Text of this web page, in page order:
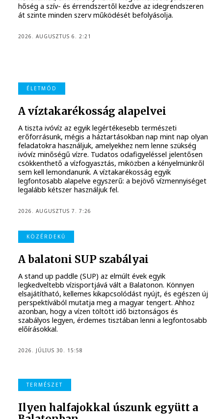
hőség a szív- és érrendszertől kezdve az idegrendszeren
át szinte minden szerv működését befolyásolja.
2026. AUGUSZTUS 6. 2:21
ÉLETMÓD
A víztakarékosság alapelvei
A tiszta ivóvíz az egyik legértékesebb természeti
erőforrásunk, mégis a háztartásokban nap mint nap olyan
feladatokra használjuk, amelyekhez nem lenne szükség
ivóvíz minőségű vízre. Tudatos odafigyeléssel jelentősen
csökkenthető a vízfogyasztás, miközben a kényelmünkről
sem kell lemondanunk. A víztakarékosság egyik
legfontosabb alapelve egyszerű: a bejövő vízmennyiséget
legalább kétszer használjuk fel.
2026. AUGUSZTUS 7. 7:26
KÖZÉRDEKŰ
A balatoni SUP szabályai
A stand up paddle (SUP) az elmúlt évek egyik
legkedveltebb vízisportjává vált a Balatonon. Könnyen
elsajátítható, kellemes kikapcsolódást nyújt, és egészen új
perspektívából mutatja meg a magyar tengert. Ahhoz
azonban, hogy a vízen töltött idő biztonságos és
szabályos legyen, érdemes tisztában lenni a legfontosabb
előírásokkal.
2026. JÚLIUS 30. 15:58
TERMÉSZET
Ilyen halfajokkal úszunk együtt a